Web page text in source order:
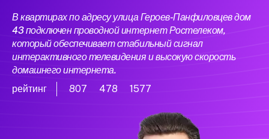
В квартирах по адресу улица Героев-Панфиловцев дом
43 подключен проводной интернет Ростелеком,
который обеспечивает стабильный сигнал
интерактивного телевидения и высокую скорость
домашнего интернета.
рейтинг
807 478 1577